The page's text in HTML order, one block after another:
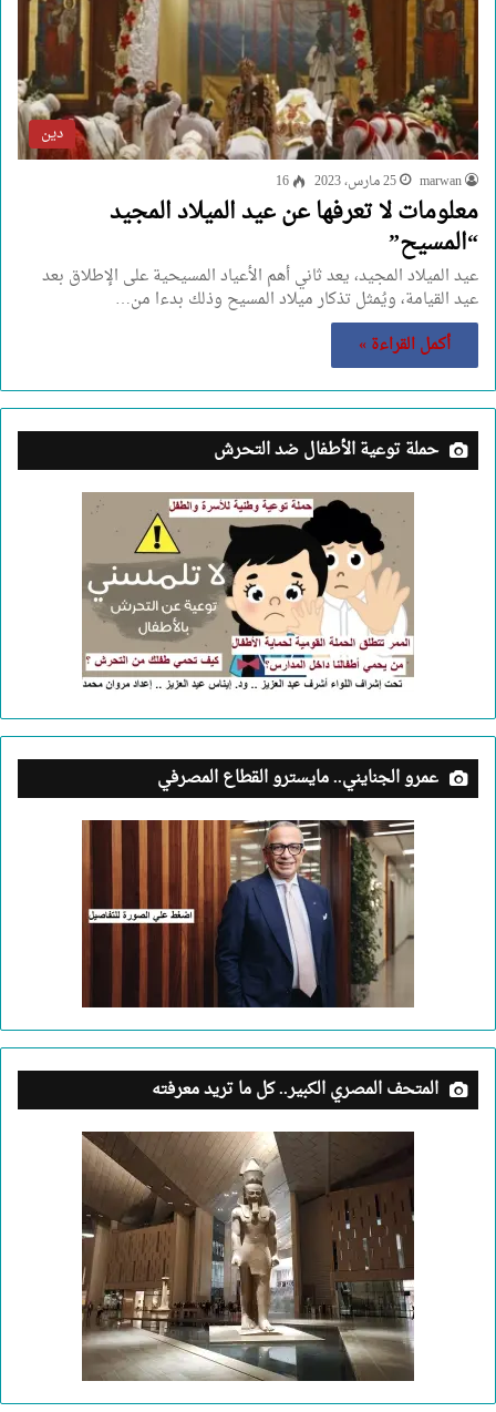
دين
marwan 25 مارس، 2023 16
معلومات لا تعرفها عن عيد الميلاد المجيد
“المسيح”
عيد الميلاد المجيد، يعد ثاني أهم الأعياد المسيحية على الإطلاق بعد
عيد القيامة، ويُمثل تذكار ميلاد المسيح وذلك بدءا من…
أكمل القراءة »
حملة توعية الأطفال ضد التحرش
عمرو الجنايني.. مايسترو القطاع المصرفي
المتحف المصري الكبير.. كل ما تريد معرفته